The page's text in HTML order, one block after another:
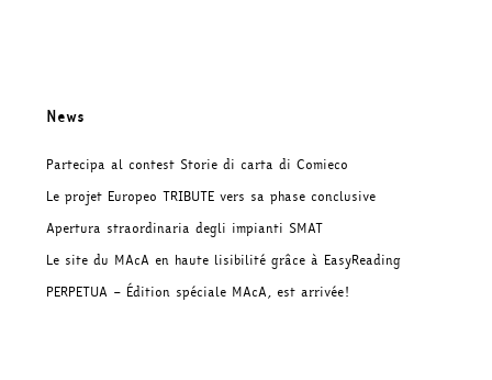
News
Partecipa al contest Storie di carta di Comieco
Le projet Europeo TRIBUTE vers sa phase conclusive
Apertura straordinaria degli impianti SMAT
Le site du MAcA en haute lisibilité grâce à EasyReading
PERPETUA – Édition spéciale MAcA, est arrivée!